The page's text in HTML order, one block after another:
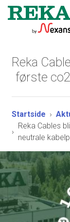
Reka
første
Startside
Reka Cables
neutrale